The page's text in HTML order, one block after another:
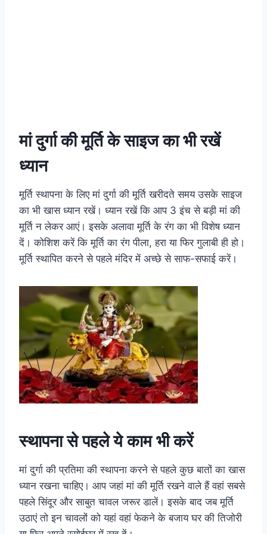
मां दुर्गा की मूर्ति के साइज का भी रखें
ध्यान
मूर्ति स्थापना के लिए मां दुर्गा की मूर्ति खरीदते समय उसके साइज
का भी खास ध्यान रखें। ध्यान रखें कि आप 3 इंच से बड़ी मां की
मूर्ति न लेकर आएं। इसके अलावा मूर्ति के रंग का भी विशेष ध्यान
दें। कोशिश करें कि मूर्ति का रंग पीला, हरा या फिर गुलाबी ही हो।
मूर्ति स्थापित करने से पहले मंदिर में अच्छे से साफ-सफाई करें।
स्थापना से पहले ये काम भी करें
मां दुर्गा की प्रतिमा की स्थापना करने से पहले कुछ बातों का खास
ध्यान रखना चाहिए। आप जहां मां की मूर्ति रखने वाले हैं वहां सबसे
पहले सिंदूर और साबुत चावल जरूर डालें। इसके बाद जब मूर्ति
उठाएं तो इन चावलों को यहां वहां फेकने के बजाय घर की तिजोरी